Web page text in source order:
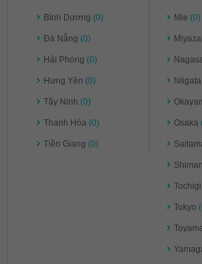
Bình Dương (0)
Đà Nẵng (0)
Hải Phòng (0)
Hưng Yên (0)
Tây Ninh (0)
Thanh Hóa (0)
Tiền Giang (0)
Mie (0)
Niigata
Osaka
Tochigi
Tokyo